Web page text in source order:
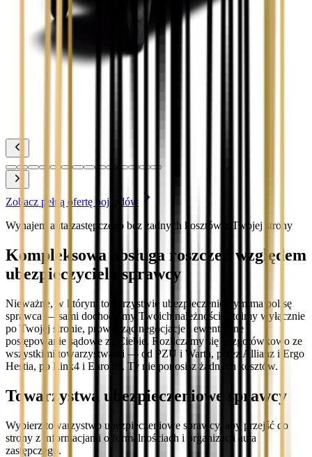
Toyota Prius
Zobacz pełną ofertę pojazdów
Wynajem auta zastępczego bez żadnych kosztów z Twojej strony
Kompleksowa obsługa roszczeń względem
ubezpieczyciela sprawcy
Nieważne, w którym towarzystwie ubezpieczeniowym ma polisę
sprawca — sami dochodzimy Twoich należności. Stoimy wyłącznie
po Twojej stronie, prowadząc negocjacje i ewentualne
postępowanie sądowe za Ciebie. Rozliczamy się bezgotówkowo ze
wszystkimi towarzystwami — od PZU i Warta, przez Allianz i Ergo
Hestia, po Link4 i Euroins. Ty nie ponosisz żadnych kosztów.
Towarzystwa ubezpieczeniowe sprawcy
Wybierz towarzystwo ubezpieczeniowe sprawcy, aby przejść do
strony z informacjami o formalnościach i organizacji auta
zastępczego.